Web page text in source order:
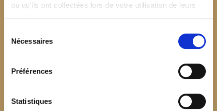
ou qu'ils ont collectées lors de votre utilisation de leurs
Nécessaires
Préférences
Statistiques